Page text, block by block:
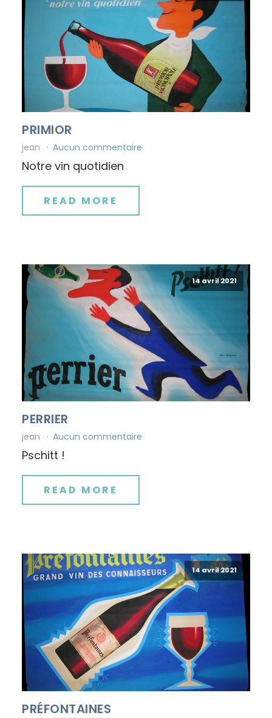
PRIMIOR
jean Aucun commentaire
Notre vin quotidien
READ MORE
14 avril 2021
PERRIER
jean Aucun commentaire
Pschitt !
READ MORE
14 avril 2021
PRÉFONTAINES